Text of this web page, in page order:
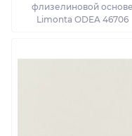
флизелиновой основе
Limonta ODEA 46706